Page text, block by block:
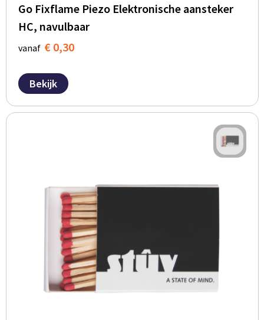
Go Fixflame Piezo Elektronische aansteker
HC, navulbaar
vanaf € 0,30
Bekijk